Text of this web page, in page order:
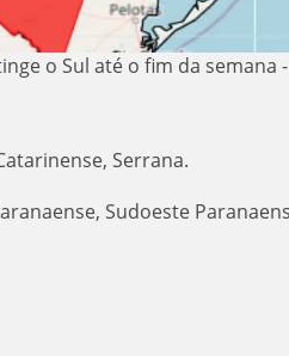
o Sul até o fim da semana -
Serrana.
Sudoeste